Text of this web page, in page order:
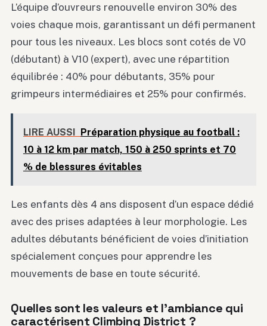
L’équipe d’ouvreurs renouvelle environ 30% des
voies chaque mois, garantissant un défi permanent
pour tous les niveaux. Les blocs sont cotés de V0
(débutant) à V10 (expert), avec une répartition
équilibrée : 40% pour débutants, 35% pour
grimpeurs intermédiaires et 25% pour confirmés.
LIRE AUSSI
Préparation physique au football :
10 à 12 km par match, 150 à 250 sprints et 70
% de blessures évitables
Les enfants dès 4 ans disposent d’un espace dédié
avec des prises adaptées à leur morphologie. Les
adultes débutants bénéficient de voies d’initiation
spécialement conçues pour apprendre les
mouvements de base en toute sécurité.
Quelles sont les valeurs et l’ambiance qui
caractérisent Climbing District ?